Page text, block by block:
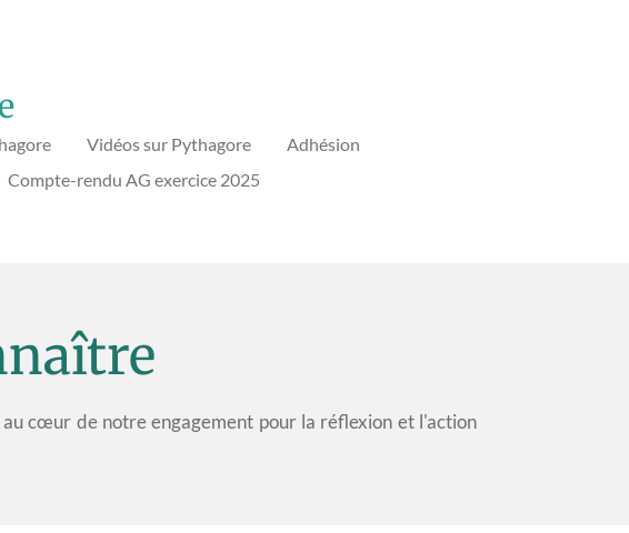
Vidéos sur Pythagore
Adhésion
Compte-rendu AG exercice 2025
cœur de notre engagement pour la réflexion et l'action